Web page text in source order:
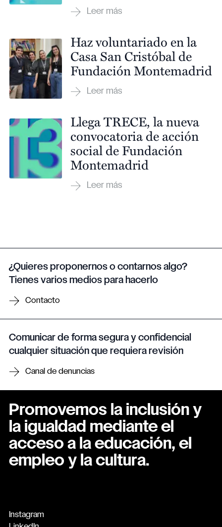
Haz voluntariado en la
Casa San Cristóbal de
Fundación Montemadrid
Llega TRECE, la nueva
convocatoria de acción
social de Fundación
Montemadrid
¿Quieres proponernos o contarnos algo?
Tienes varios medios para hacerlo
Contacto
Comunicar de forma segura y confidencial
cualquier situación que requiera revisión
Canal de denuncias
Promovemos la inclusión y
la igualdad mediante el
acceso a la educación, el
empleo y la cultura.
Instagram